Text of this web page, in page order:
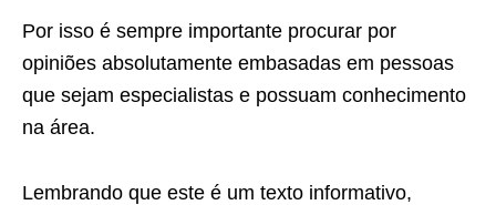
Por isso é sempre importante procurar por
opiniões absolutamente embasadas em pessoas
que sejam especialistas e possuam conhecimento
na área.
Lembrando que este é um texto informativo,